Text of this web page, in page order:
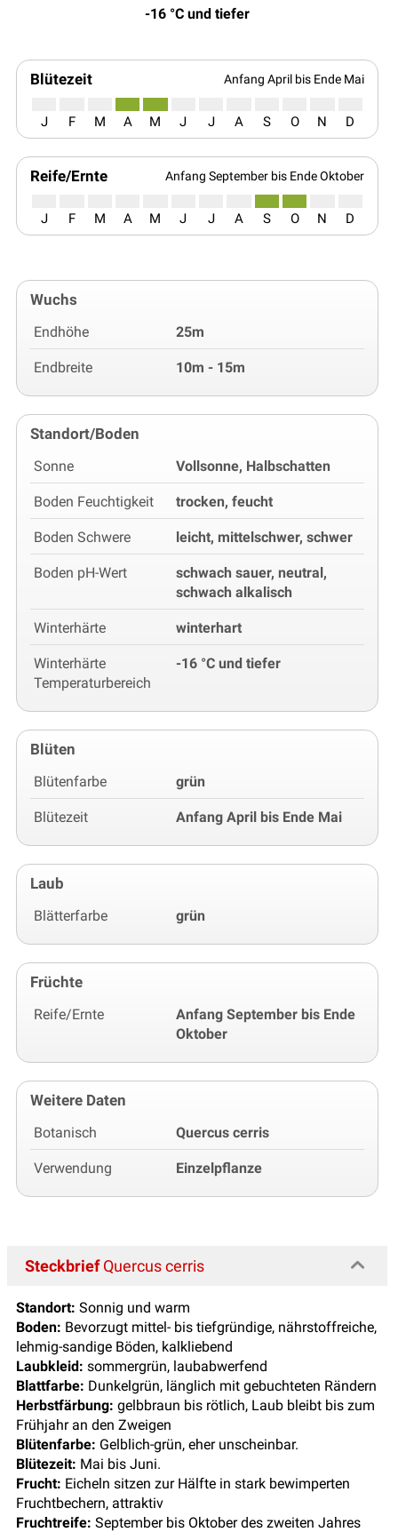
-16 °C und tiefer
Blütezeit Anfang April bis Ende Mai
J F M A M J J A S O N D
Reife/Ernte Anfang September bis Ende Oktober
J F M A M J J A S O N D
Wuchs
Endhöhe 25m
Endbreite 10m - 15m
Standort/Boden
Sonne Vollsonne, Halbschatten
Boden Feuchtigkeit trocken, feucht
Boden Schwere leicht, mittelschwer, schwer
Boden pH-Wert
schwach sauer, neutral,
schwach alkalisch
Winterhärte winterhart
Winterhärte
Temperaturbereich
-16 °C und tiefer
Blüten
Blütenfarbe grün
Blütezeit Anfang April bis Ende Mai
Laub
Blätterfarbe grün
Früchte
Reife/Ernte
Anfang September bis Ende
Oktober
Weitere Daten
Botanisch Quercus cerris
Verwendung Einzelpflanze
SteckbriefQuercus cerris
Standort: Sonnig und warm
Boden: Bevorzugt mittel- bis tiefgründige, nährstoffreiche,
lehmig-sandige Böden, kalkliebend
Laubkleid: sommergrün, laubabwerfend
Blattfarbe: Dunkelgrün, länglich mit gebuchteten Rändern
Herbstfärbung: gelbbraun bis rötlich, Laub bleibt bis zum
Frühjahr an den Zweigen
Blütenfarbe: Gelblich-grün, eher unscheinbar.
Blütezeit: Mai bis Juni.
Frucht: Eicheln sitzen zur Hälfte in stark bewimperten
Fruchtbechern, attraktiv
Fruchtreife: September bis Oktober des zweiten Jahres